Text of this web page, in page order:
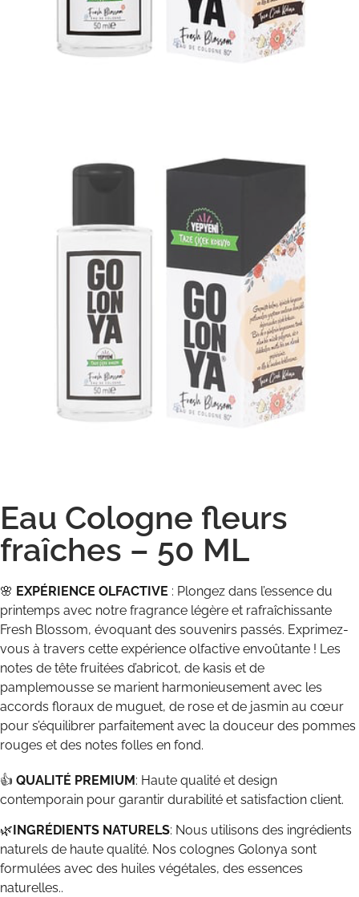
Eau Cologne fleurs
fraîches – 50 ML
🌸 EXPÉRIENCE OLFACTIVE : Plongez dans l’essence du
printemps avec notre fragrance légère et rafraîchissante
Fresh Blossom, évoquant des souvenirs passés. Exprimez-
vous à travers cette expérience olfactive envoûtante ! Les
notes de tête fruitées d’abricot, de kasis et de
pamplemousse se marient harmonieusement avec les
accords floraux de muguet, de rose et de jasmin au cœur
pour s’équilibrer parfaitement avec la douceur des pommes
rouges et des notes folles en fond.
👍 QUALITÉ PREMIUM: Haute qualité et design
contemporain pour garantir durabilité et satisfaction client.
🌿 INGRÉDIENTS NATURELS: Nous utilisons des ingrédients
naturels de haute qualité. Nos colognes Golonya sont
formulées avec des huiles végétales, des essences
naturelles..